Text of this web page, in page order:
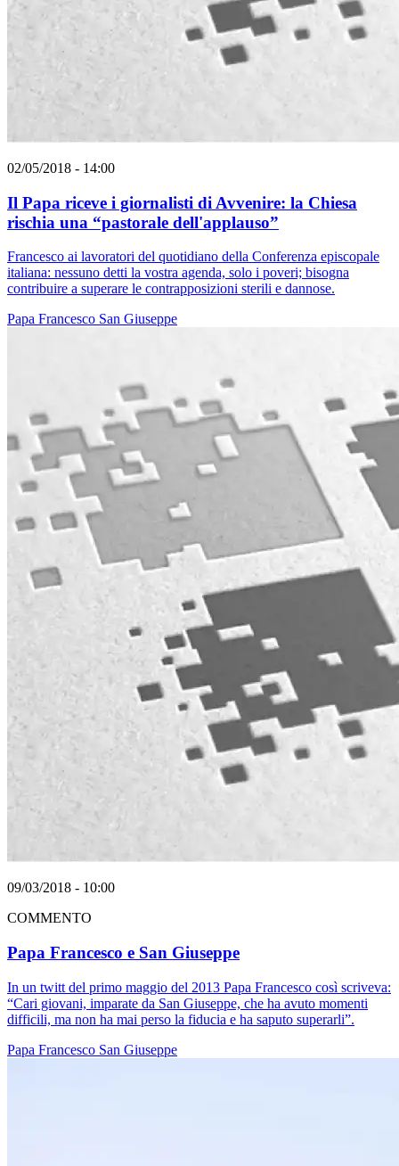
02/05/2018 - 14:00
Il Papa riceve i giornalisti di Avvenire: la Chiesa
rischia una “pastorale dell'applauso”
Francesco ai lavoratori del quotidiano della Conferenza episcopale
italiana: nessuno detti la vostra agenda, solo i poveri; bisogna
contribuire a superare le contrapposizioni sterili e dannose.
Papa Francesco San Giuseppe
09/03/2018 - 10:00
COMMENTO
Papa Francesco e San Giuseppe
In un twitt del primo maggio del 2013 Papa Francesco così scriveva:
“Cari giovani, imparate da San Giuseppe, che ha avuto momenti
difficili, ma non ha mai perso la fiducia e ha saputo superarli”.
Papa Francesco San Giuseppe